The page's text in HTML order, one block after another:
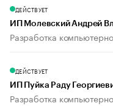
ДЕЙСТВУЕТ
ИП Молевский Андрей
Разработка
ДЕЙСТВУЕТ
ИП Пуйка Раду
Разработка